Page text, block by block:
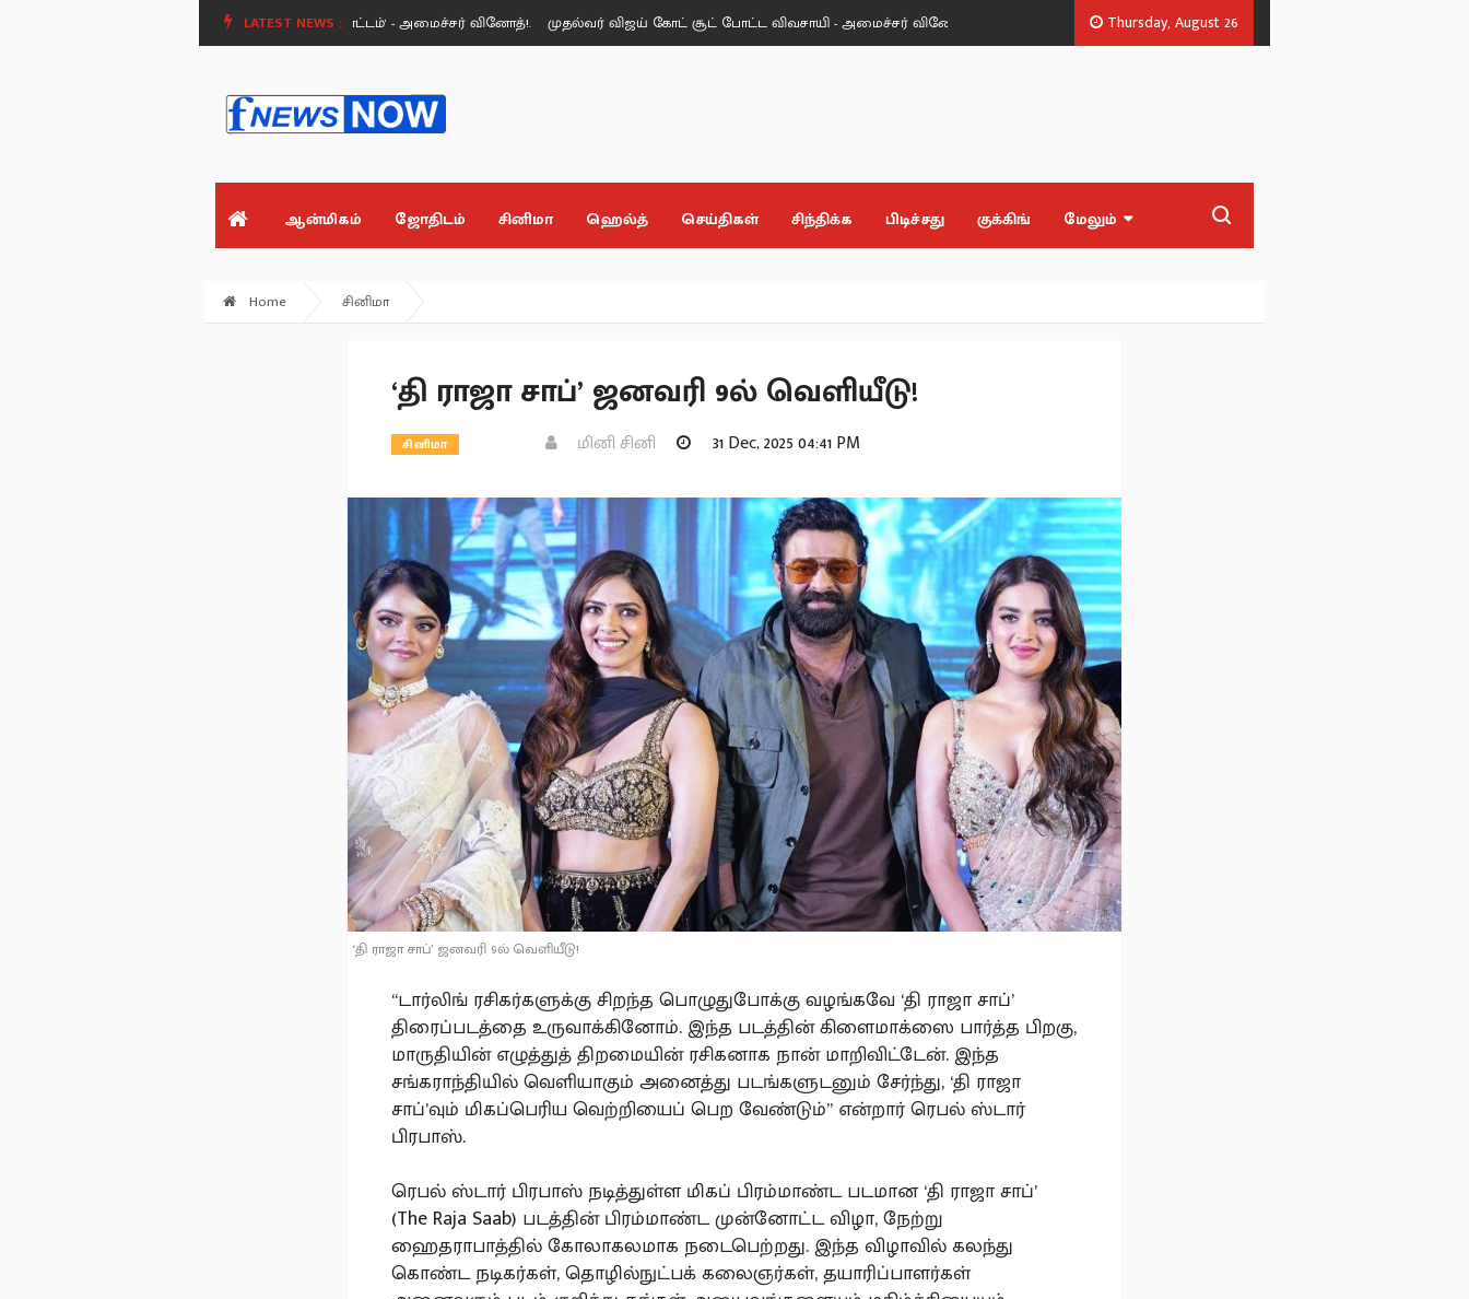
LATEST NEWS :
'வெற்றி இல்லத்தரசி வீட்டுத் தோட்டம்' - அமைச்சர் வினோத்!. முதல்வர் விஜய் கோட் சூட் போட்ட விவசாயி - அமைச்சர் வினோத் புகழாரம். அண்ணன் சீர் திட்டம் + பட்டுப்புடவை விலை எவ்வளவு? - அமைச்சர்
Thursday, August 26
ஆன்மிகம் ஜோதிடம் சினிமா ஹெல்த் செய்திகள் சிந்திக்க பிடிச்சது குக்கிங் மேலும்
Home சினிமா
‘தி ராஜா சாப்’ ஜனவரி 9ல் வெளியீடு!
சினிமா மினி சினி 31 Dec, 2025 04:41 PM
‘தி ராஜா சாப்’ ஜனவரி 9ல் வெளியீடு!
“டார்லிங் ரசிகர்களுக்கு சிறந்த பொழுதுபோக்கு வழங்கவே ‘தி ராஜா சாப்’
திரைப்படத்தை உருவாக்கினோம். இந்த படத்தின் கிளைமாக்ஸை பார்த்த பிறகு,
மாருதியின் எழுத்துத் திறமையின் ரசிகனாக நான் மாறிவிட்டேன். இந்த
சங்கராந்தியில் வெளியாகும் அனைத்து படங்களுடனும் சேர்ந்து, ‘தி ராஜா
சாப்’வும் மிகப்பெரிய வெற்றியைப் பெற வேண்டும்” என்றார் ரெபல் ஸ்டார்
பிரபாஸ்.
ரெபல் ஸ்டார் பிரபாஸ் நடித்துள்ள மிகப் பிரம்மாண்ட படமான ‘தி ராஜா சாப்’
(The Raja Saab) படத்தின் பிரம்மாண்ட முன்னோட்ட விழா, நேற்று
ஹைதராபாத்தில் கோலாகலமாக நடைபெற்றது. இந்த விழாவில் கலந்து
கொண்ட நடிகர்கள், தொழில்நுட்பக் கலைஞர்கள், தயாரிப்பாளர்கள்